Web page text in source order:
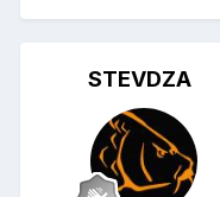
STEVDZA